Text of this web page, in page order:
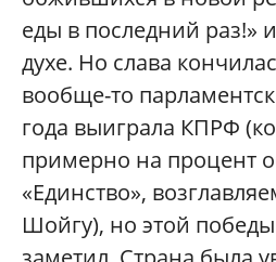
еды в последний раз!»
духе. Но слава
вообще-то
года выиграла КПРФ
примерно на процент
«Единство»,
Шойгу), но этой